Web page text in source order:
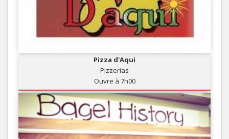
Pizza d'Aqui
Pizzerias
Ouvre à 7h00